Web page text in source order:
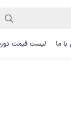
ما لیست قیمت